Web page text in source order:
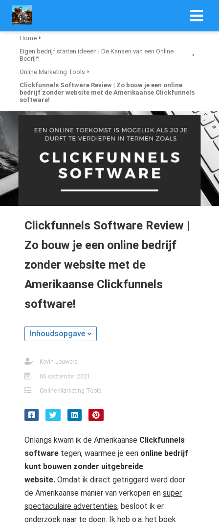
Home
Eigen bedrijf starten ideeën | De Kansen van een Online
Bedrijf!
Online Marketing Tools
Clickfunnels Software Review | Zo bouw je een online
bedrijf zonder website met de Amerikaanse Clickfunnels
software!
Clickfunnels Software Review |
Zo bouw je een online bedrijf
zonder website met de
Amerikaanse Clickfunnels
software!
Inhoudsopgave
Kevin Louwers
06 september 2021
Online Marketing Tools
Onlangs kwam ik de Amerikaanse Clickfunnels
software tegen, waarmee je een online bedrijf
kunt bouwen zonder uitgebreide
website. Omdat ik direct getriggerd werd door
de Amerikaanse manier van verkopen en super
spectaculaire advertenties, besloot ik er
onderzoek naar te doen. Ik heb o.a. het boek